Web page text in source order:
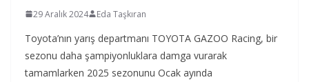
29 Aralık 2024 Eda Taşkıran
Toyota’nın yarış departmanı TOYOTA GAZOO Racing, bir
sezonu daha şampiyonluklara damga vurarak
tamamlarken 2025 sezonunu Ocak ayında